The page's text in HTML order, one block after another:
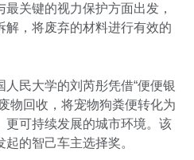
关键的视力保护方面出发，
解，将废弃的材料进行有效的
人民大学的刘芮彤凭借“便便银
物回收，将宠物狗粪便转化为
更可持续发展的城市环境。该
的智己车主选择奖。